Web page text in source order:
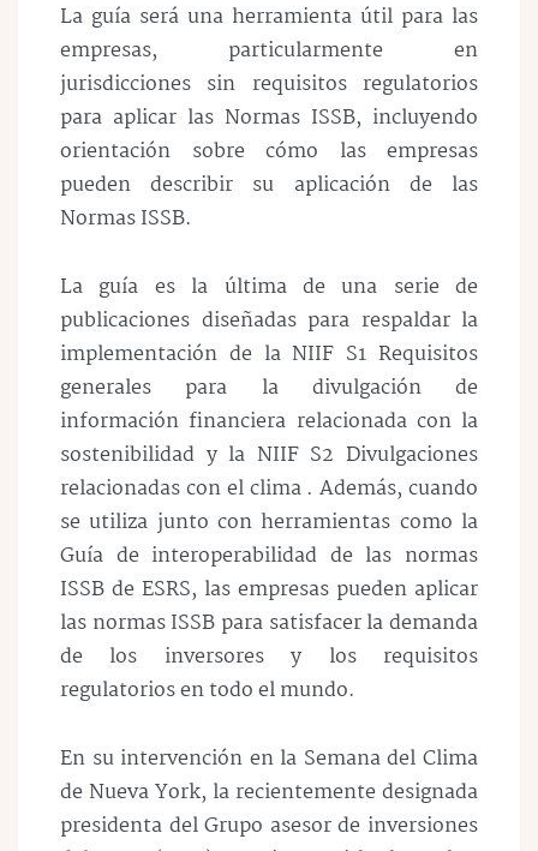
La guía será una herramienta útil para las
empresas, particularmente en
jurisdicciones sin requisitos regulatorios
para aplicar las Normas ISSB, incluyendo
orientación sobre cómo las empresas
pueden describir su aplicación de las
Normas ISSB.
La guía es la última de una serie de
publicaciones diseñadas para respaldar la
implementación de la NIIF S1 Requisitos
generales para la divulgación de
información financiera relacionada con la
sostenibilidad y la NIIF S2 Divulgaciones
relacionadas con el clima . Además, cuando
se utiliza junto con herramientas como la
Guía de interoperabilidad de las normas
ISSB de ESRS, las empresas pueden aplicar
las normas ISSB para satisfacer la demanda
de los inversores y los requisitos
regulatorios en todo el mundo.
En su intervención en la Semana del Clima
de Nueva York, la recientemente designada
presidenta del Grupo asesor de inversiones